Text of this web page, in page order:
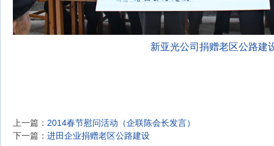
新亚光公司捐赠老区公路建
上一篇： 2014春节慰问活动（企联陈会长发言）
下一篇： 进田企业捐赠老区公路建设